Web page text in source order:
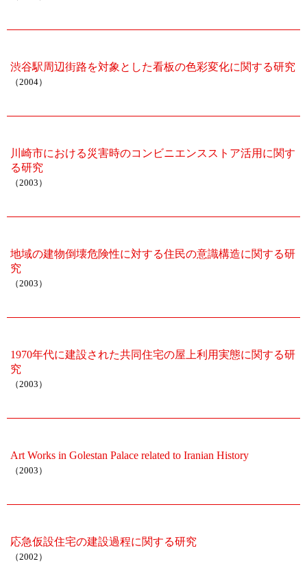
渋谷駅周辺街路を対象とした看板の色彩変化に関する研究
（2004）
川崎市における災害時のコンビニエンスストア活用に関す
る研究
（2003）
地域の建物倒壊危険性に対する住民の意識構造に関する研
究
（2003）
1970年代に建設された共同住宅の屋上利用実態に関する研
究
（2003）
Art Works in Golestan Palace related to Iranian History
（2003）
応急仮設住宅の建設過程に関する研究
（2002）